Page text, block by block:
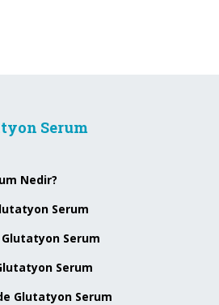
Serum
Nedir?
Serum
Serum
Serum
Glutatyon Serum